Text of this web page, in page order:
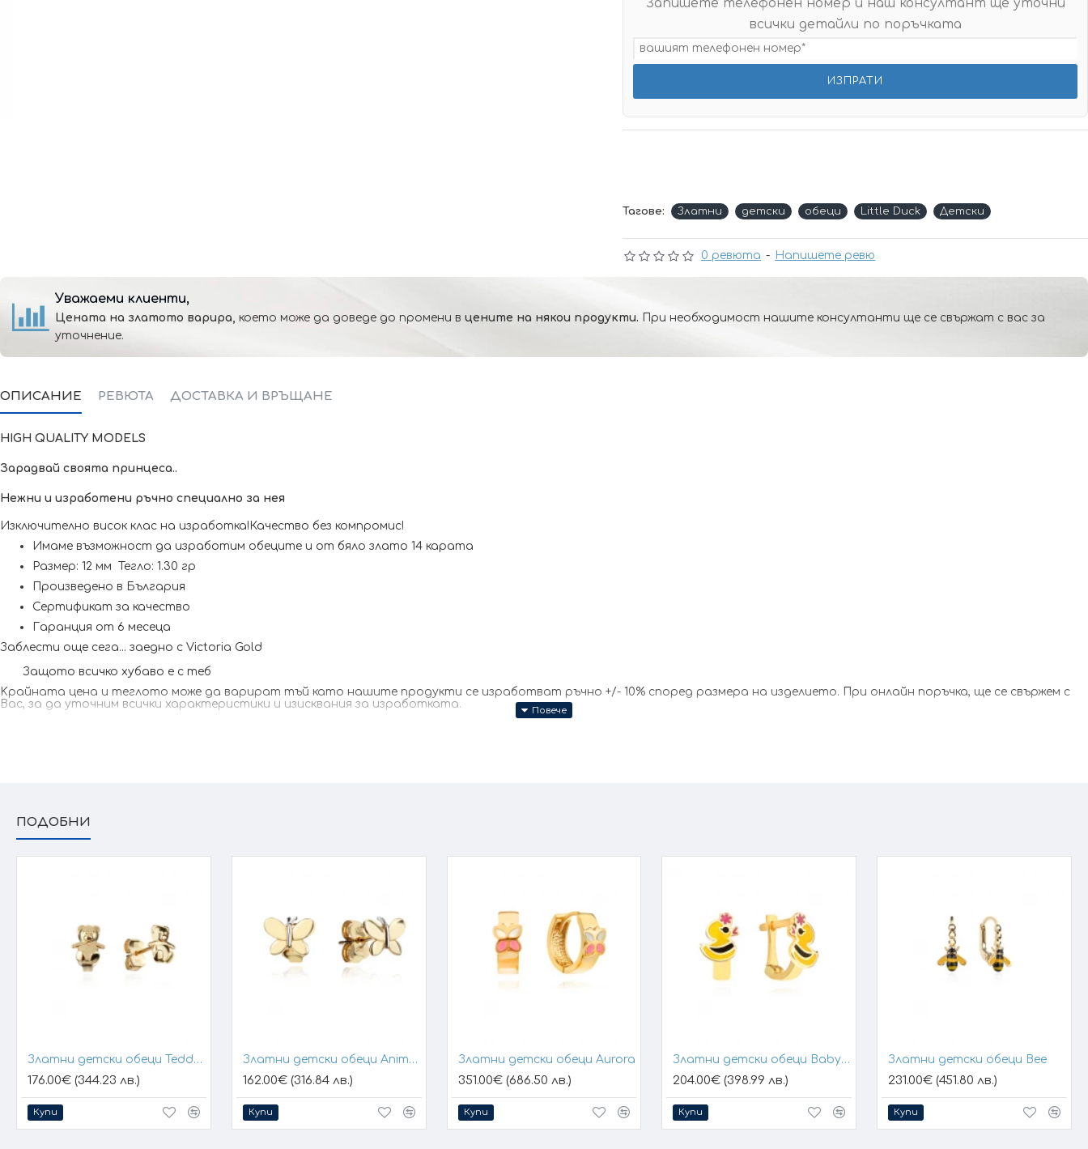
0 ревюта - Напишете ревю
Запишете телефонен номер и наш консултант ще уточни
всички детайли по поръчката
Тагове: Златни детски обеци Little Duck Детски
Уважаеми клиенти,
Цената на златото варира, което може да доведе до промени в цените на някои продукти. При необходимост нашите консултанти ще се свържат с вас за
уточнение.
ОПИСАНИЕ РЕВЮТА ДОСТАВКА И ВРЪЩАНЕ
HIGH QUALITY MODELS
Зарадвай своята принцеса..
Нежни и изработени ръчно специално за нея
Изключително висок клас на изработка!Качество без компромис!
Имаме възможност да изработим обеците и от бяло злато 14 карата
Размер: 12 мм Тегло: 1.30 гр
Произведено в България
Сертификат за качество
Гаранция от 6 месеца
Заблести още сега... заедно с Victoria Gold
Защото всичко хубаво е с теб
Kрайната цена и теглото може да варират тъй като нашите продукти се изработват ръчно +/- 10% според размера на изделието. При онлайн поръчка, ще се свържем с
Вас, за да уточним всички характеристики и изисквания за изработката.
ПОДОБНИ
Златни детски обеци Teddy bear
176.00€ (344.23 лв.)
Купи
Златни детски обеци Animalia
162.00€ (316.84 лв.)
Купи
Златни детски обеци Aurora
351.00€ (686.50 лв.)
Купи
Златни детски обеци Baby Duck
204.00€ (398.99 лв.)
Купи
Златни детски обеци Bee
231.00€ (451.80 лв.)
Купи